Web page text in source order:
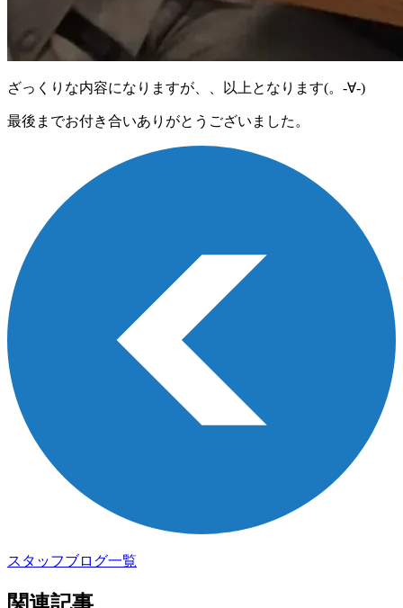
ざっくりな内容になりますが、、以上となります(。-∀-)
最後までお付き合いありがとうございました。
スタッフブログ一覧